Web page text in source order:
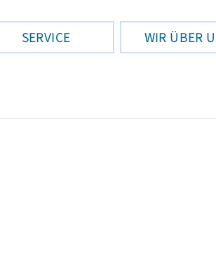
SERVICE WIR ÜBER